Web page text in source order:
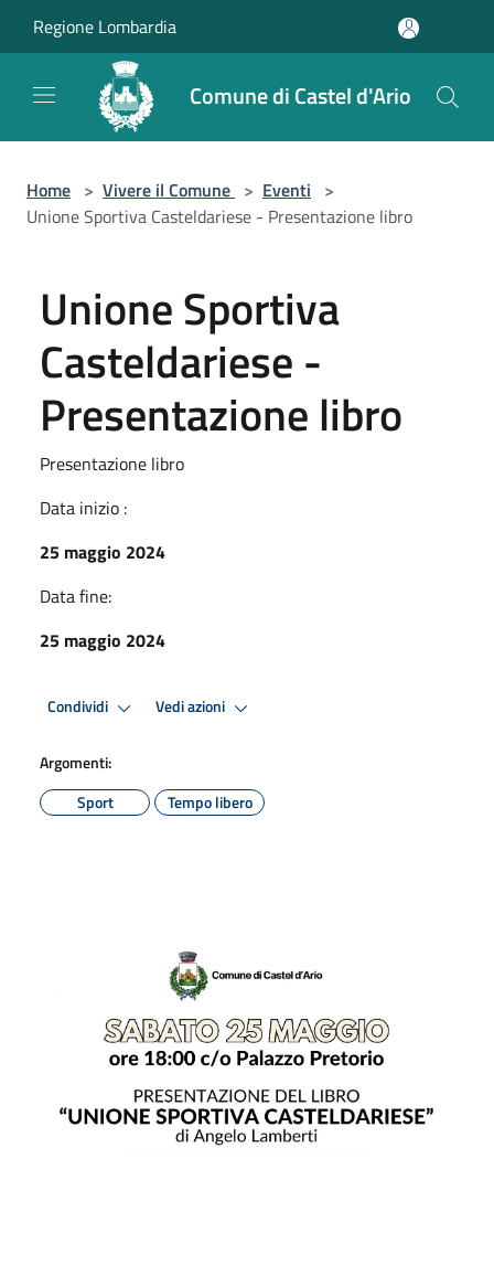
Regione Lombardia
Comune di Castel d'Ario
Home > Vivere il Comune > Eventi >
Unione Sportiva Casteldariese - Presentazione libro
Unione Sportiva
Casteldariese -
Presentazione libro
Presentazione libro
Data inizio :
25 maggio 2024
Data fine:
25 maggio 2024
Condividi Vedi azioni
Argomenti:
Sport
Tempo libero